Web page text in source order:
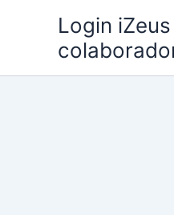
conteúdo
Login